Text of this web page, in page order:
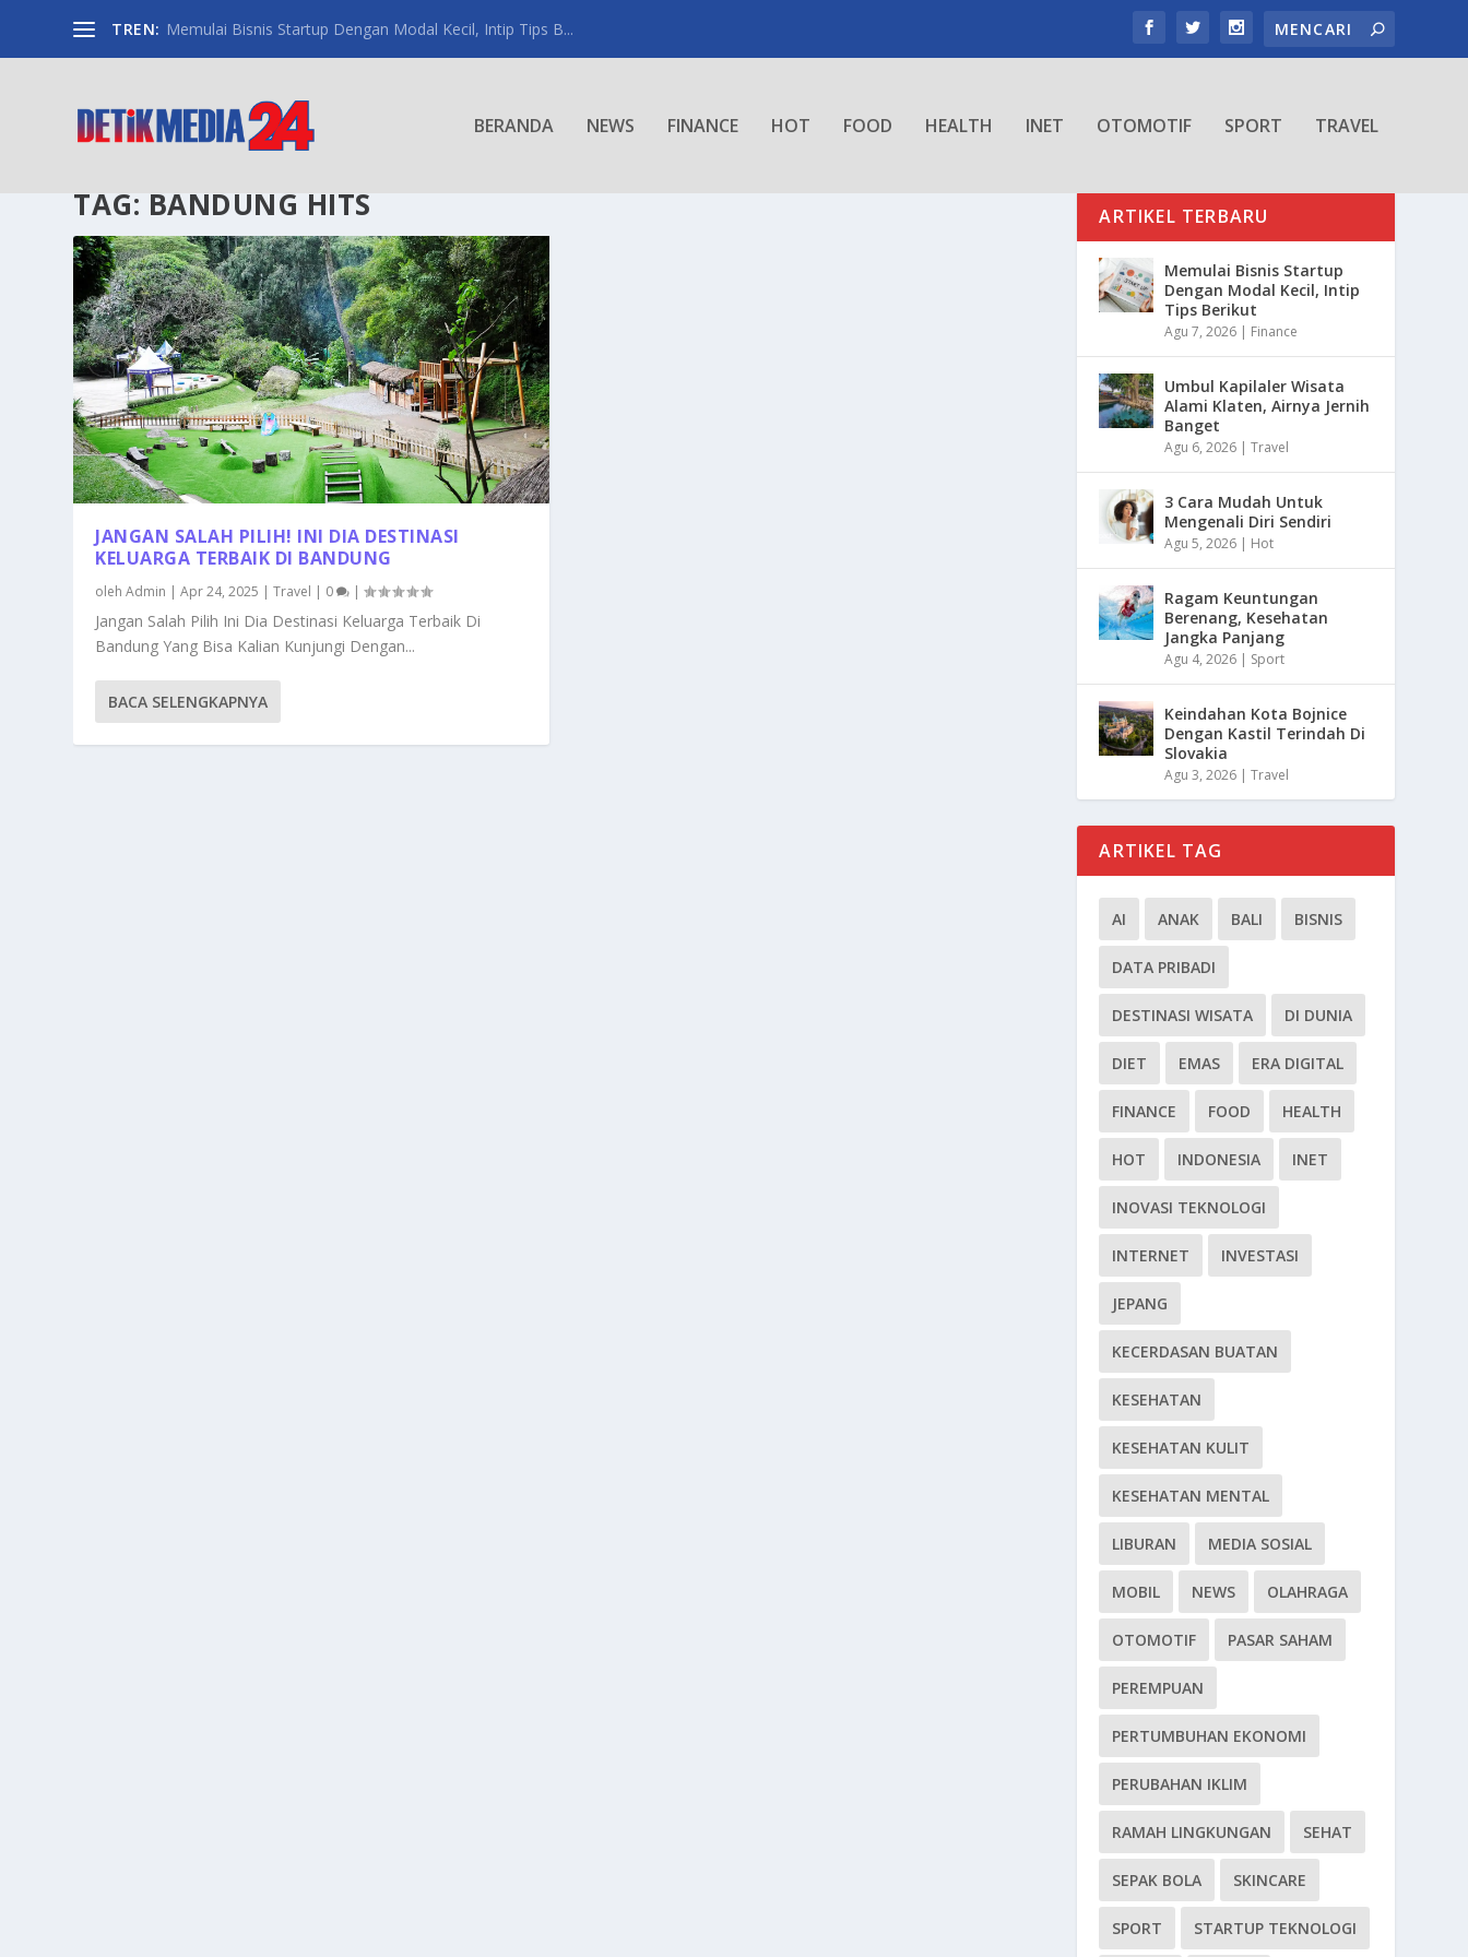
TREN: Memulai Bisnis Startup Dengan Modal Kecil, Intip Tips B...
BERANDA NEWS FINANCE HOT FOOD HEALTH INET OTOMOTIF SPORT TRAVEL
TAG: BANDUNG HITS
JANGAN SALAH PILIH! INI DIA DESTINASI
KELUARGA TERBAIK DI BANDUNG
olehAdmin |Apr 24, 2025 |Travel | 0 |
Jangan Salah Pilih Ini Dia Destinasi Keluarga Terbaik Di
Bandung Yang Bisa Kalian Kunjungi Dengan...
BACA SELENGKAPNYA
ARTIKEL TERBARU
Memulai Bisnis Startup
Dengan Modal Kecil, Intip
Tips Berikut
Agu 7, 2026 | Finance
Umbul Kapilaler Wisata
Alami Klaten, Airnya Jernih
Banget
Agu 6, 2026 |Travel
3 Cara Mudah Untuk
Mengenali Diri Sendiri
Agu 5, 2026 | Hot
Ragam Keuntungan
Berenang, Kesehatan
Jangka Panjang
Agu 4, 2026 | Sport
Keindahan Kota Bojnice
Dengan Kastil Terindah Di
Slovakia
Agu 3, 2026 |Travel
ARTIKEL TAG
AI ANAK BALI BISNIS
DATA PRIBADI
DESTINASI WISATA DI DUNIA
DIET EMAS ERA DIGITAL
FINANCE FOOD HEALTH
HOT INDONESIA INET
INOVASI TEKNOLOGI
INTERNET INVESTASI
JEPANG
KECERDASAN BUATAN
KESEHATAN
KESEHATAN KULIT
KESEHATAN MENTAL
LIBURAN MEDIA SOSIAL
MOBIL NEWS OLAHRAGA
OTOMOTIF PASAR SAHAM
PEREMPUAN
PERTUMBUHAN EKONOMI
PERUBAHAN IKLIM
RAMAH LINGKUNGAN SEHAT
SEPAK BOLA SKINCARE
SPORT STARTUP TEKNOLOGI